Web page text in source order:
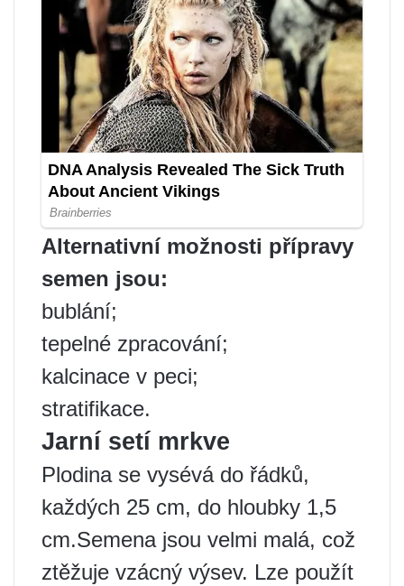
Alternativní možnosti přípravy
semen jsou:
bublání;
tepelné zpracování;
kalcinace v peci;
stratifikace.
Jarní setí mrkve
Plodina se vysévá do řádků,
každých 25 cm, do hloubky 1,5
cm.Semena jsou velmi malá, což
ztěžuje vzácný výsev. Lze použít